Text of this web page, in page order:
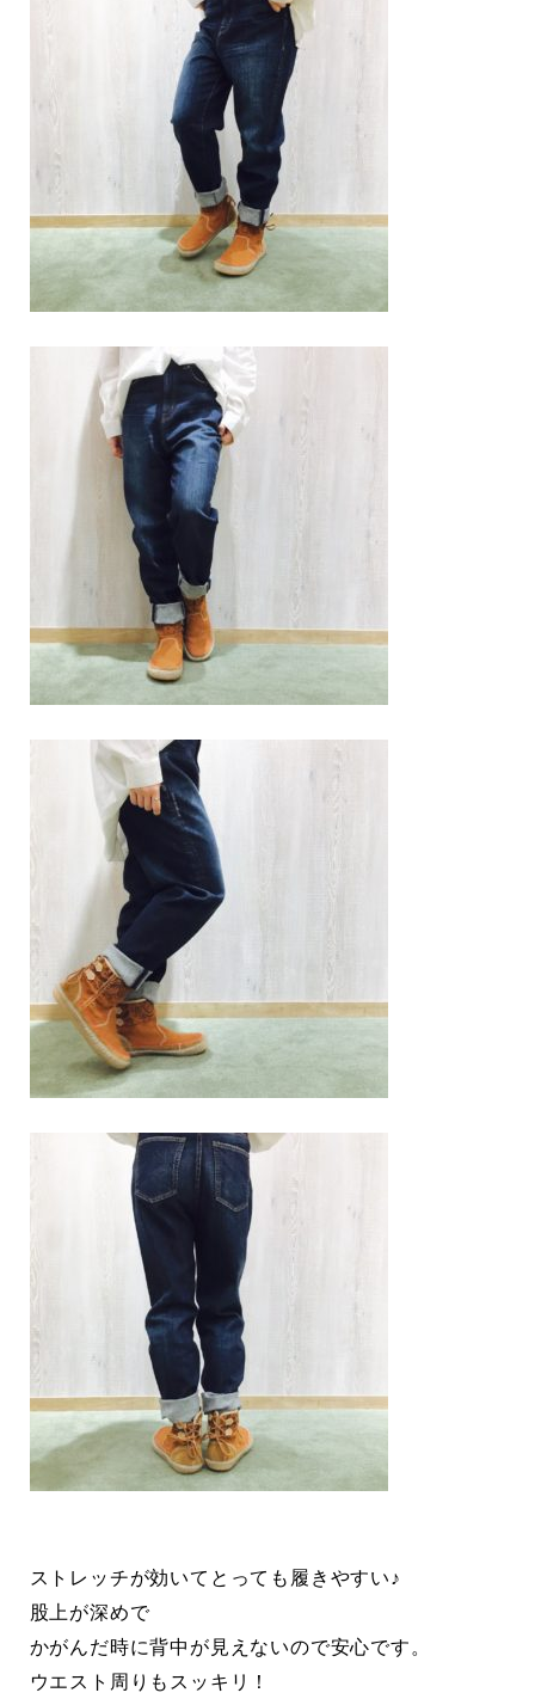
ストレッチが効いてとっても履きやすい♪
股上が深めで
かがんだ時に背中が見えないので安心です。
ウエスト周りもスッキリ！